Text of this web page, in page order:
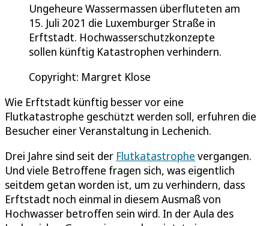
Ungeheure Wassermassen überfluteten am
15. Juli 2021 die Luxemburger Straße in
Erftstadt. Hochwasserschutzkonzepte
sollen künftig Katastrophen verhindern.
Copyright: Margret Klose
Wie Erftstadt künftig besser vor eine
Flutkatastrophe geschützt werden soll, erfuhren die
Besucher einer Veranstaltung in Lechenich.
Drei Jahre sind seit der Flutkatastrophe vergangen.
Und viele Betroffene fragen sich, was eigentlich
seitdem getan worden ist, um zu verhindern, dass
Erftstadt noch einmal in diesem Ausmaß von
Hochwasser betroffen sein wird. In der Aula des